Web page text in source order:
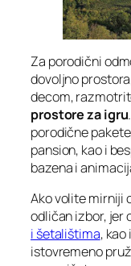
Za porodični
dovoljno
decom,
prostore za igru
porodične
pansion, kao i
bazena i
Ako volite mirniji
odličan izbor, jer
i šetalištima,
istovremeno